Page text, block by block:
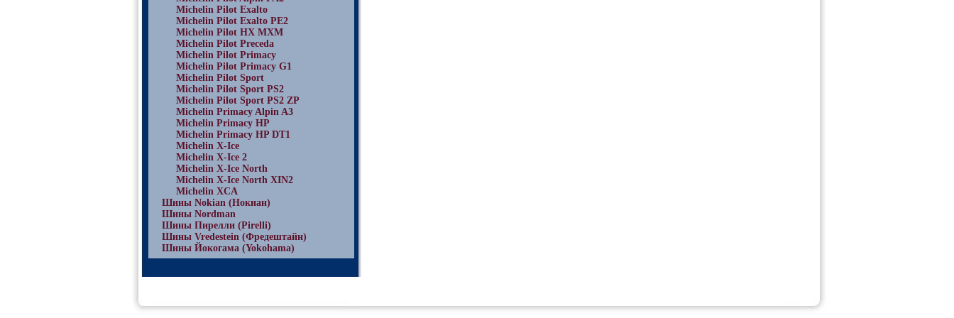
Michelin Pilot Exalto
Michelin Pilot Exalto PE2
Michelin Pilot HX MXM
Michelin Pilot Preceda
Michelin Pilot Primacy
Michelin Pilot Primacy G1
Michelin Pilot Sport
Michelin Pilot Sport PS2
Michelin Pilot Sport PS2 ZP
Michelin Primacy Alpin A3
Michelin Primacy HP
Michelin Primacy HP DT1
Michelin X-Ice
Michelin X-Ice 2
Michelin X-Ice North
Michelin X-Ice North XIN2
Michelin XCA
Шины Nokian (Нокиан)
Шины Nordman
Шины Пирелли (Pirelli)
Шины Vredestein (Фредештайн)
Шины Йокогама (Yokohama)